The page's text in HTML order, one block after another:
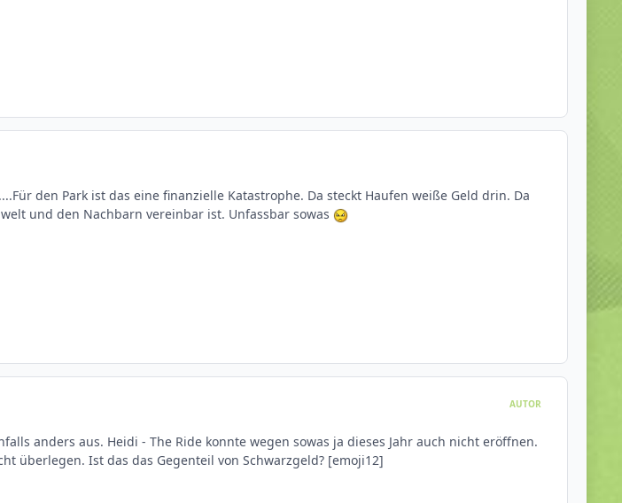
den Park ist das eine finanzielle Katastrophe. Da steckt Haufen weiße Geld drin. Da
und den Nachbarn vereinbar ist. Unfassbar sowas
AUTOR
anders aus. Heidi - The Ride konnte wegen sowas ja dieses Jahr auch nicht eröffnen.
überlegen. Ist das das Gegenteil von Schwarzgeld? [emoji12]